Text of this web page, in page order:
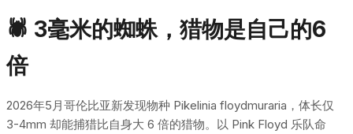
🕷️ 3毫米的蜘蛛，猎物是自己的6
倍
2026年5月哥伦比亚新发现物种 Pikelinia floydmuraria，体长仅
3-4mm 却能捕猎比自身大 6 倍的猎物。以 Pink Floyd 乐队命